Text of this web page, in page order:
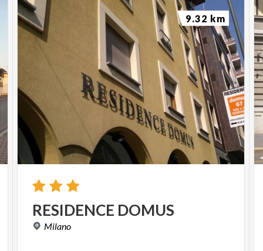
RESIDENCE DOMUS
Milano
9.32 km